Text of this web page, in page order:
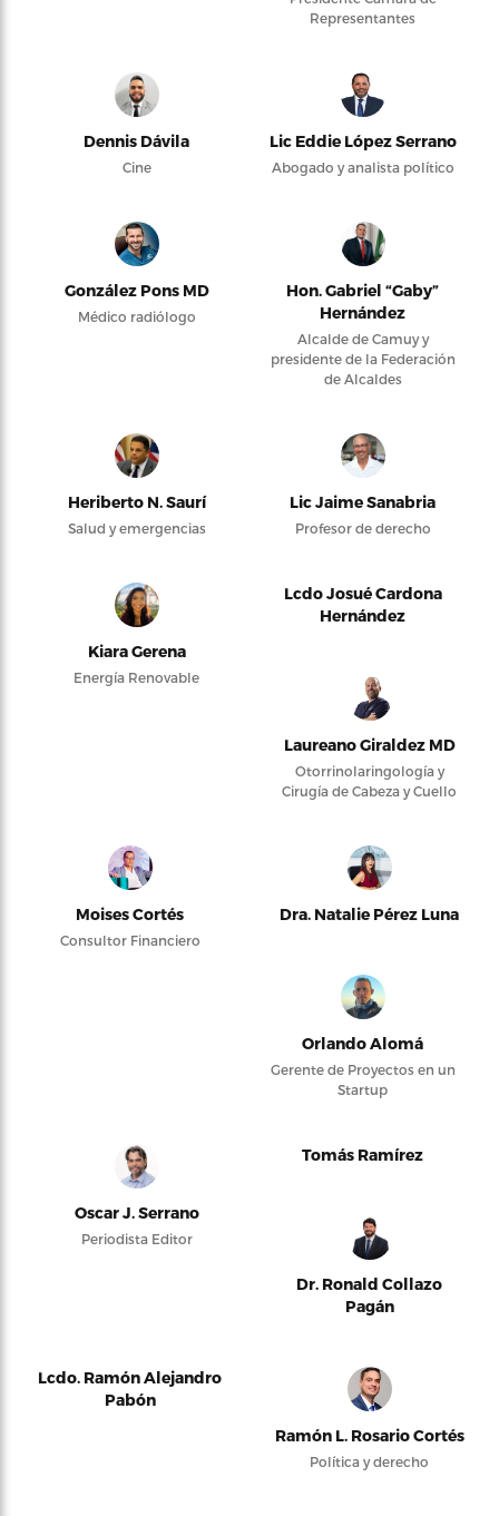
Representantes
Dennis Dávila
Cine
Lic Eddie López Serrano
Abogado y analista político
González Pons MD
Médico radiólogo
Hon. Gabriel “Gaby”
Hernández
Alcalde de Camuy y
presidente de la Federación
de Alcaldes
Heriberto N. Saurí
Salud y emergencias
Lic Jaime Sanabria
Profesor de derecho
Kiara Gerena
Energía Renovable
Lcdo Josué Cardona
Hernández
Laureano Giraldez MD
Otorrinolaringología y
Cirugía de Cabeza y Cuello
Moises Cortés
Consultor Financiero
Dra. Natalie Pérez Luna
Orlando Alomá
Gerente de Proyectos en un
Startup
Oscar J. Serrano
Periodista Editor
Tomás Ramírez
Dr. Ronald Collazo
Pagán
Lcdo. Ramón Alejandro
Pabón
Ramón L. Rosario Cortés
Política y derecho